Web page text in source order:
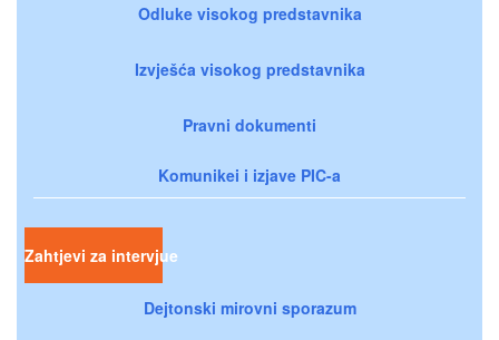
Odluke visokog predstavnika
Izvješća visokog predstavnika
Pravni dokumenti
Komunikei i izjave PIC-a
Zahtjevi za intervjue
Dejtonski mirovni sporazum